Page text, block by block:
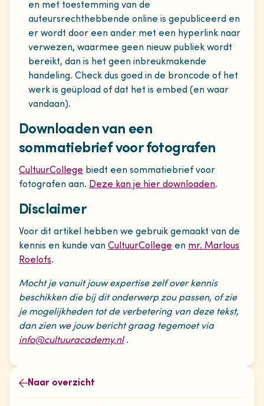
en met toestemming van de
auteursrechthebbende online is gepubliceerd en
er wordt door een ander met een hyperlink naar
verwezen, waarmee geen nieuw publiek wordt
bereikt, dan is het geen inbreukmakende
handeling. Check dus goed in de broncode of het
werk is geüpload of dat het is embed (en waar
vandaan).
Downloaden van een
sommatiebrief voor fotografen
CultuurCollege biedt een sommatiebrief voor
fotografen aan. Deze kan je hier downloaden.
Disclaimer
Voor dit artikel hebben we gebruik gemaakt van de
kennis en kunde van CultuurCollege en mr. Marlous
Roelofs.
Mocht je vanuit jouw expertise zelf over kennis
beschikken die bij dit onderwerp zou passen, of zie
je mogelijkheden tot de verbetering van deze tekst,
dan zien we jouw bericht graag tegemoet via
info@cultuuracademy.nl.
Naar overzicht